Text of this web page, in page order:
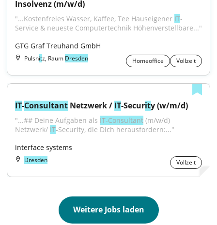
Insolvenz (m/w/d)
"...Kostenfreies Wasser, Kaffee, Tee Hauseigener IT-
Service & neueste Computertechnik Höhenverstellbare..."
GTG Graf Treuhand GmbH
Pulsnitz, Raum Dresden Homeoffice Vollzeit
IT-Consultant Netzwerk / IT-Security (w/m/d)
"...## Deine Aufgaben als IT-Consultant (m/w/d)
Netzwerk/ IT-Security, die Dich herausfordern:..."
interface systems
Dresden Vollzeit
Weitere Jobs laden